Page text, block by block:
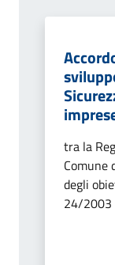
tra la
Comune
degli
24/2003